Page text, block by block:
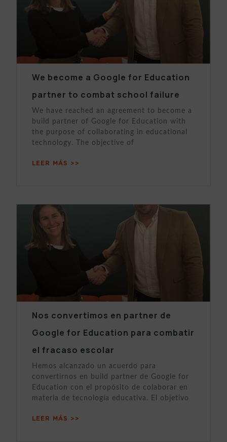
We become a Google for Education
partner to combat school failure
We have reached an agreement to become a
build partner of Google for Education with
the purpose of collaborating in educational
technology. The objective of
LEER MÁS >>
Nos convertimos en partner de
Google for Education para combatir
el fracaso escolar
Hemos alcanzado un acuerdo para
convertirnos en build partner de Google for
Education con el propósito de colaborar en
materia de tecnología educativa. El objetivo
LEER MÁS >>